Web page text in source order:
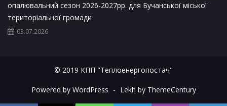
опалювальний сезон 2026-2027рр. для Бучанської міської
територіальної громади
03.07.2026
© 2019 КПП "Теплоенергопостач"
Powered by WordPress - Lekh by ThemeCentury